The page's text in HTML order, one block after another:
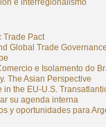
e interregionalismo
Trade Pact
Global Trade Governance
e Isolamento do
The Asian Perspective
the EU-U.S.
su agenda interna
y oportunidades para